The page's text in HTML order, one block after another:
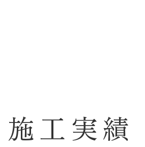
施工実績